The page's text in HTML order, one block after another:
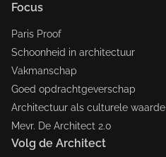
Focus
Paris Proof
Schoonheid in architectuur
Vakmanschap
Goed opdrachtgeverschap
Architectuur als culturele waarde
Mevr. De Architect 2.0
Volg de Architect